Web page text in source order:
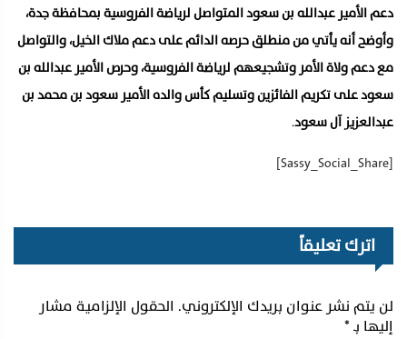
دعم الأمير عبدالله بن سعود المتواصل لرياضة الفروسية بمحافظة جدة،
وأوضح أنه يأتي من منطلق حرصه الدائم على دعم ملاك الخيل، والتواصل
مع دعم ولاة الأمر وتشجيعهم لرياضة الفروسية، وحرص الأمير عبدالله بن
سعود على تكريم الفائزين وتسليم كأس والده الأمير سعود بن محمد بن
عبدالعزيز آل سعود.
[Sassy_Social_Share]
اترك تعليقاً
لن يتم نشر عنوان بريدك الإلكتروني. الحقول الإلزامية مشار
إليها بـ*